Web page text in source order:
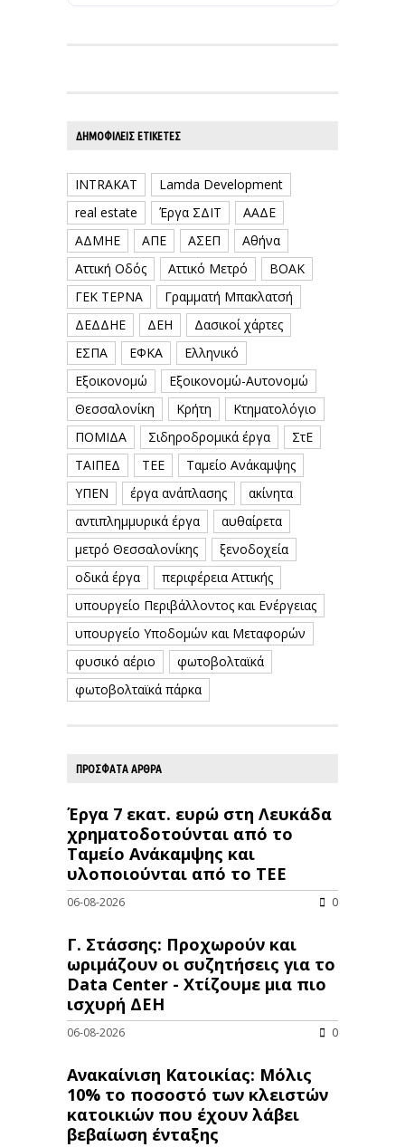
ΔΗΜΟΦΙΛΕΊΣ ΕΤΙΚΈΤΕΣ
INTRAKAT
Lamda Development
real estate
Έργα ΣΔΙΤ
ΑΑΔΕ
ΑΔΜΗΕ
ΑΠΕ ΑΣΕΠ
Αθήνα
Αττική Οδός
Αττικό Μετρό
ΒΟΑΚ
ΓΕΚ ΤΕΡΝΑ
Γραμματή Μπακλατσή
ΔΕΔΔΗΕ
ΔΕΗ
Δασικοί χάρτες
ΕΣΠΑ
ΕΦΚΑ
Ελληνικό
Εξοικονομώ
Εξοικονομώ-Αυτονομώ
Θεσσαλονίκη
Κρήτη
Κτηματολόγιο
ΠΟΜΙΔΑ
Σιδηροδρομικά έργα
ΣτΕ
ΤΑΙΠΕΔ
ΤΕΕ
Ταμείο Ανάκαμψης
ΥΠΕΝ
έργα ανάπλασης
ακίνητα
αντιπλημμυρικά έργα
αυθαίρετα
μετρό Θεσσαλονίκης
ξενοδοχεία
οδικά έργα
περιφέρεια Αττικής
υπουργείο Περιβάλλοντος και Ενέργειας
υπουργείο Υποδομών και Μεταφορών
φυσικό αέριο
φωτοβολταϊκά
φωτοβολταϊκά πάρκα
ΠΡΟΣΦΑΤΑ ΑΡΘΡΑ
Έργα 7 εκατ. ευρώ στη Λευκάδα
χρηματοδοτούνται από το
Ταμείο Ανάκαμψης και
υλοποιούνται από το ΤΕΕ
06-08-2026 0
Γ. Στάσσης: Προχωρούν και
ωριμάζουν οι συζητήσεις για το
Data Center - Χτίζουμε μια πιο
ισχυρή ΔΕΗ
06-08-2026 0
Ανακαίνιση Κατοικίας: Μόλις
10% το ποσοστό των κλειστών
κατοικιών που έχουν λάβει
βεβαίωση ένταξης